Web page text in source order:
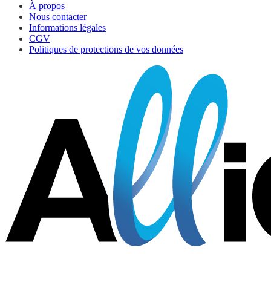
À propos
Nous contacter
Informations légales
CGV
Politiques de protections de vos données